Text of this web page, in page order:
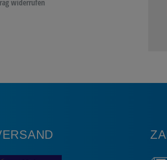
widerrufen